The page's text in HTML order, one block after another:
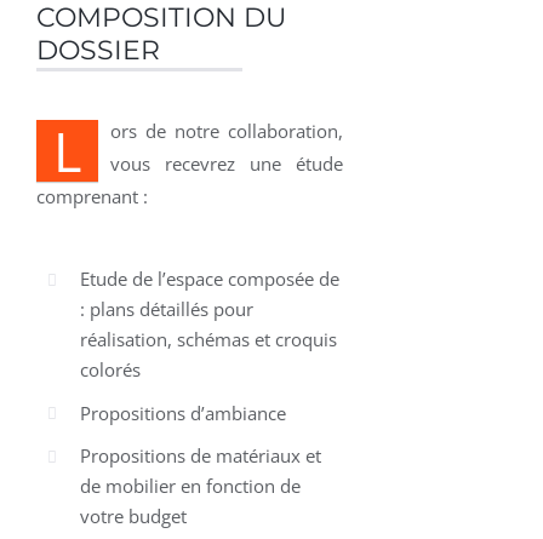
COMPOSITION DU
DOSSIER
L
ors de notre collaboration,
vous recevrez une étude
comprenant :
Etude de l’espace composée de
: plans détaillés pour
réalisation, schémas et croquis
colorés
Propositions d’ambiance
Propositions de matériaux et
de mobilier en fonction de
votre budget